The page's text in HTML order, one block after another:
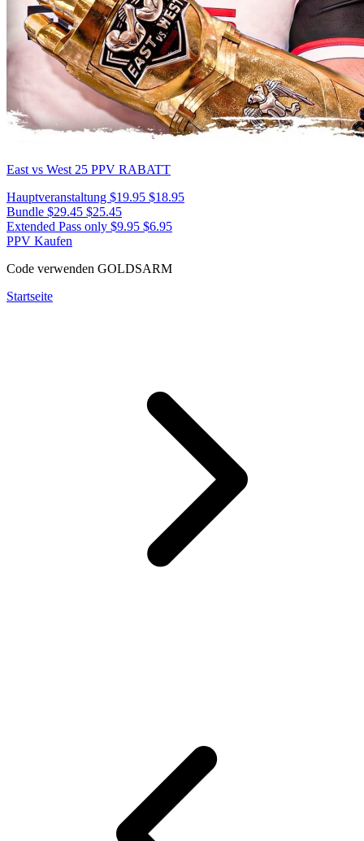
East vs West 25 PPV RABATT
Hauptveranstaltung $19.95 $18.95
Bundle $29.45 $25.45
Extended Pass only $9.95 $6.95
PPV Kaufen
Code verwenden GOLDSARM
Startseite